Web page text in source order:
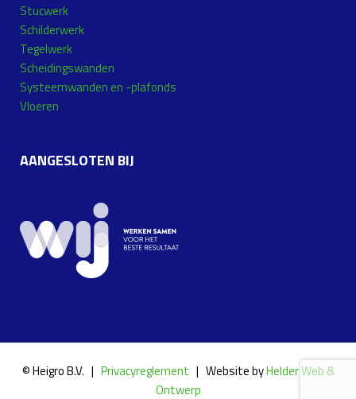
Stucwerk
Schilderwerk
Tegelwerk
Scheidingswanden
Systeemwanden en -plafonds
Vloeren
AANGESLOTEN BIJ
© Heigro B.V. | Privacyreglement | Website byHelder Web &
Ontwerp